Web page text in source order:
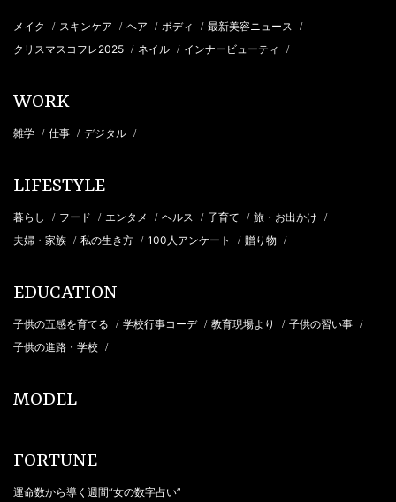
メイク / スキンケア / ヘア / ボディ / 最新美容ニュース /
クリスマスコフレ2025 / ネイル / インナービューティ /
WORK
雑学 / 仕事 / デジタル /
LIFESTYLE
暮らし / フード / エンタメ / ヘルス / 子育て / 旅・お出かけ /
夫婦・家族 / 私の生き方 / 100人アンケート / 贈り物 /
EDUCATION
子供の五感を育てる / 学校行事コーデ / 教育現場より / 子供の習い事 /
子供の進路・学校 /
MODEL
FORTUNE
運命数から導く週間“女の数字占い”